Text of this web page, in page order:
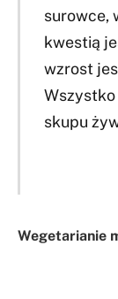
surowce,
kwestią
wzrost
skupu
Wegetarianie